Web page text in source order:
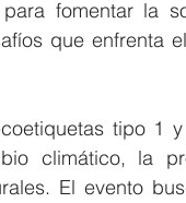
fomentar la
que enfrenta
tipo 1
climático, la
El evento